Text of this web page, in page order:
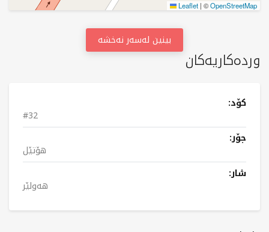
وردەکاریەکان
کۆد:
#32
جۆر:
هۆتێل
شار:
هەولێر
Leaflet | ©OpenStreetMap
بینین لەسەر نەخشە